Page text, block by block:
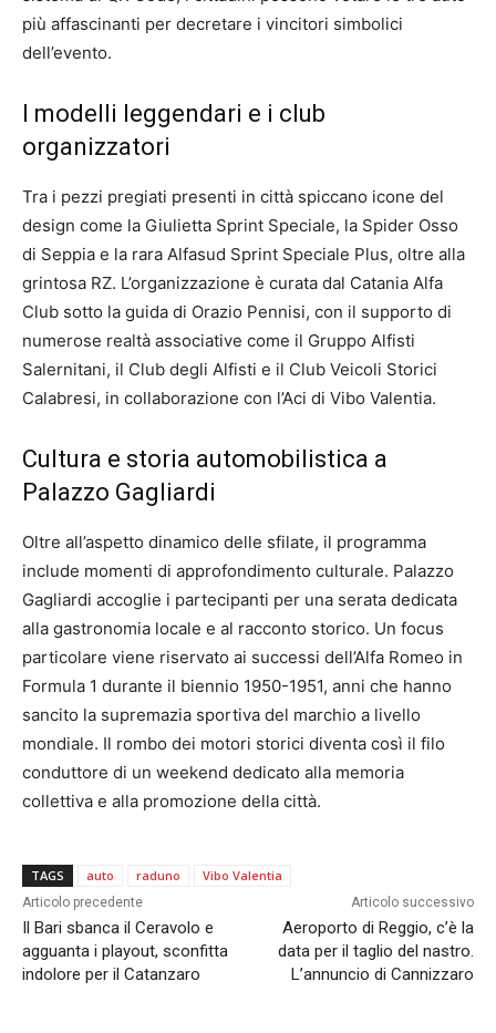
più affascinanti per decretare i vincitori simbolici
dell’evento.
I modelli leggendari e i club
organizzatori
Tra i pezzi pregiati presenti in città spiccano icone del
design come la Giulietta Sprint Speciale, la Spider Osso
di Seppia e la rara Alfasud Sprint Speciale Plus, oltre alla
grintosa RZ. L’organizzazione è curata dal Catania Alfa
Club sotto la guida di Orazio Pennisi, con il supporto di
numerose realtà associative come il Gruppo Alfisti
Salernitani, il Club degli Alfisti e il Club Veicoli Storici
Calabresi, in collaborazione con l’Aci di Vibo Valentia.
Cultura e storia automobilistica a
Palazzo Gagliardi
Oltre all’aspetto dinamico delle sfilate, il programma
include momenti di approfondimento culturale. Palazzo
Gagliardi accoglie i partecipanti per una serata dedicata
alla gastronomia locale e al racconto storico. Un focus
particolare viene riservato ai successi dell’Alfa Romeo in
Formula 1 durante il biennio 1950-1951, anni che hanno
sancito la supremazia sportiva del marchio a livello
mondiale. Il rombo dei motori storici diventa così il filo
conduttore di un weekend dedicato alla memoria
collettiva e alla promozione della città.
TAGS auto raduno Vibo Valentia
Articolo precedente
Il Bari sbanca il Ceravolo e
agguanta i playout, sconfitta
indolore per il Catanzaro
Articolo successivo
Aeroporto di Reggio, c’è la
data per il taglio del nastro.
L’annuncio di Cannizzaro